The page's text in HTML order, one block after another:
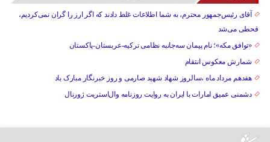
آقای رئیس‌جمهور محترم، به شما اطلاعات غلط دادند که اگر ارز را گران نمی‌کردیم،
قحطی می‌شد
«توافق مکه»؛ نام پیمان سه‌جانبه نظامی ترکیه-عربستان-پاکستان
شمارش معکوس انتقام
هفدهم مرداد ماه ،سالروز شهاد شهید صارمی و روز خبرنگار مبارک باد
دشمنی عمیق امارات با ایران به روایت روزنامه وال‌استریت ژورنال